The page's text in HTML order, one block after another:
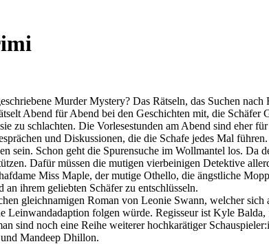
Murder Mystery? Das Rätseln, das Suchen
Abend für Abend bei den Geschichten mit, die
zu schlachten. Die Vorlesestunden am Abend sind eher
und Diskussionen, die die Schafe jedes Mal
sein. Schon geht die Spurensuche im Wollmantel los.
Dafür müssen die mutigen vierbeinigen Detektive
Miss Maple, der mutige Othello, die ängstliche
ihrem geliebten Schäfer zu entschlüsseln.
gleichnamigen Roman von Leonie Swann, welcher
Leinwandadaption folgen würde. Regisseur ist Kyle
sind noch eine Reihe weiterer hochkarätiger
Mandeep Dhillon.